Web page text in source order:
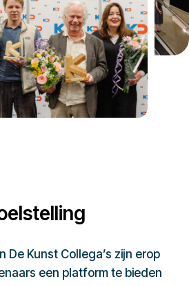
De Kunst Collega’s zijn erop
een platform te bieden